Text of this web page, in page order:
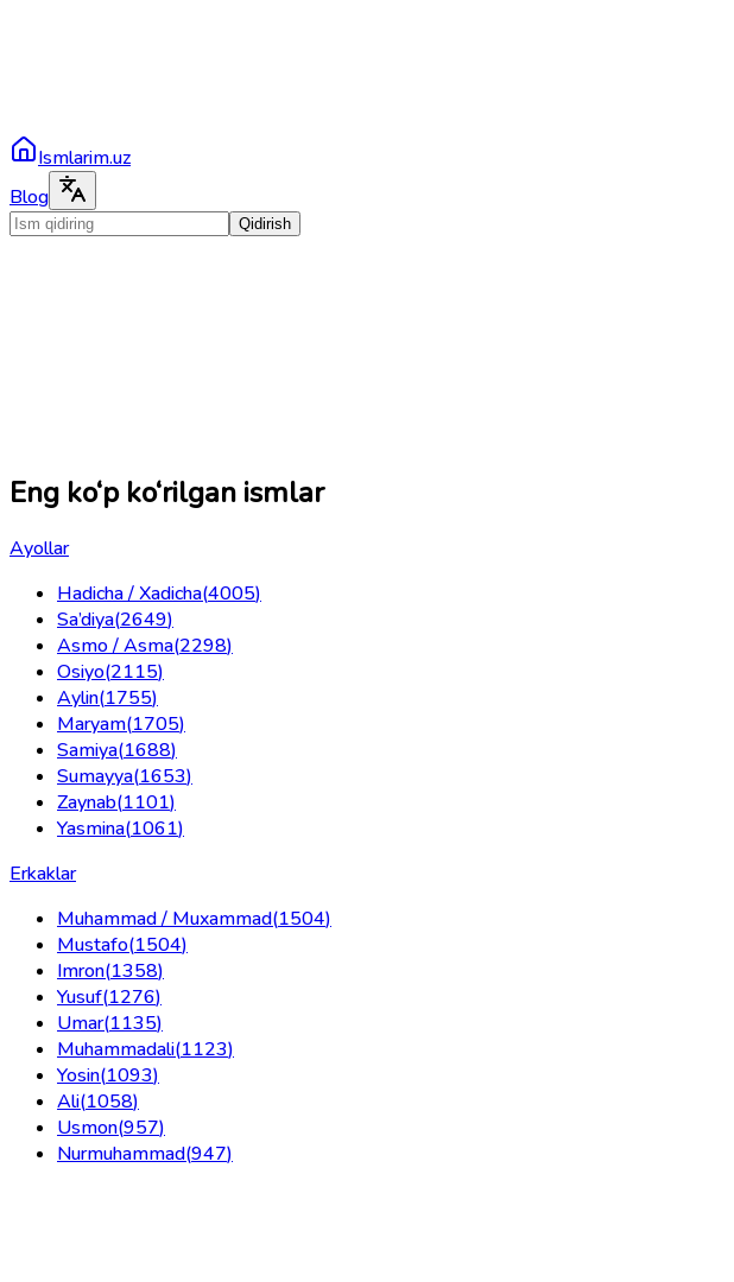
Ismlarim.uz
Blog
Qidirish
Eng ko‘p ko‘rilgan ismlar
Ayollar
Hadicha / Xadicha(4005)
Sa’diya(2649)
Asmo / Asma(2298)
Osiyo(2115)
Aylin(1755)
Maryam(1705)
Samiya(1688)
Sumayya(1653)
Zaynab(1101)
Yasmina(1061)
Erkaklar
Muhammad / Muxammad(1504)
Mustafo(1504)
Imron(1358)
Yusuf(1276)
Umar(1135)
Muhammadali(1123)
Yosin(1093)
Ali(1058)
Usmon(957)
Nurmuhammad(947)